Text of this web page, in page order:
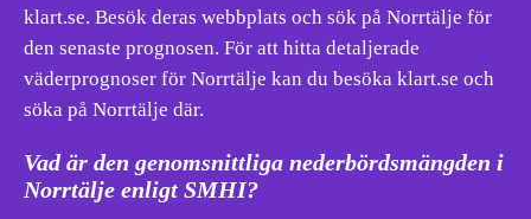
klart.se. Besök deras webbplats och sök på Norrtälje för
den senaste prognosen. För att hitta detaljerade
väderprognoser för Norrtälje kan du besöka klart.se och
söka på Norrtälje där.
Vad är den genomsnittliga nederbördsmängden i
Norrtälje enligt SMHI?